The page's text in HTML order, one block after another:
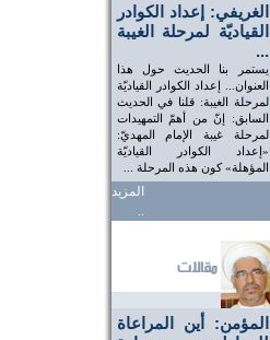
الغريفي: إعداد الكوادر
القياديّة لمرحلة الغيبة
...
يستمر بنا الحديث حول هذا
العنوان... إعداد الكوادر القياديّة
لمرحلة الغيبة: قلنا في الحديث
السابق: إنّ من أهمّ التمهيدات
لمرحلة غيبة الإمام المهديّ:
«إعداد الكوادر القياديّة
المؤهلة» كون هذه المرحلة ...
المزيد
..
المؤمن: أين المراعاة